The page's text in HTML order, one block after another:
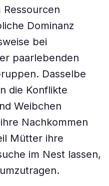
Dominanz
bei
paarlebenden
Dasselbe
die Konflikte
Weibchen
Nachkommen
Mütter ihre
im Nest lassen,